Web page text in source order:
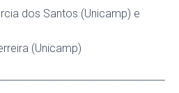
dos Santos (Unicamp) e
(Unicamp)